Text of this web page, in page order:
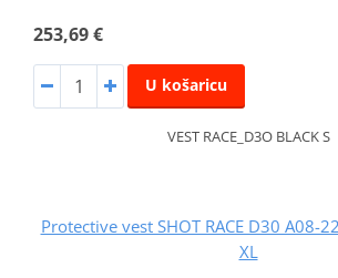
253,69 €
U košaricu
VEST RACE_D3O BLACK S
Protective vest SHOT RACE D30 A08-
XL